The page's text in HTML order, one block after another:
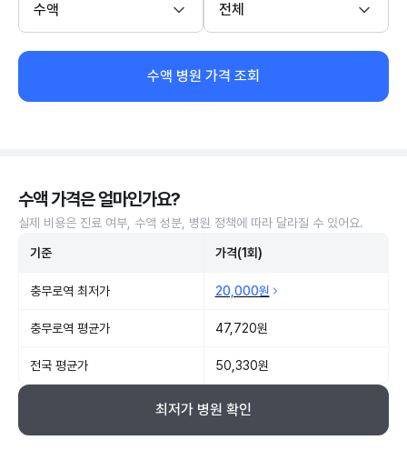
수액 전체
수액 병원 가격 조회
수액 가격은 얼마인가요?
실제 비용은 진료 여부, 수액 성분, 병원 정책에 따라 달라질 수 있어요.
기준 가격(1회)
충무로역 최저가 20,000원
충무로역 평균가 47,720원
전국 평균가 50,330원
최저가 병원 확인